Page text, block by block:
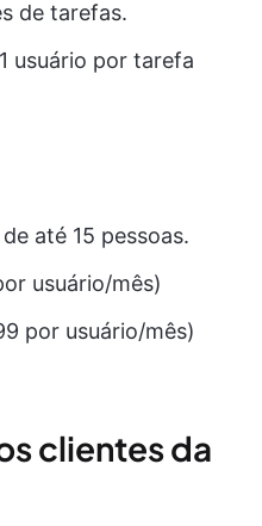
de tarefas.
usuário por tarefa
até 15 pessoas.
usuário/mês)
por usuário/mês)
clientes da